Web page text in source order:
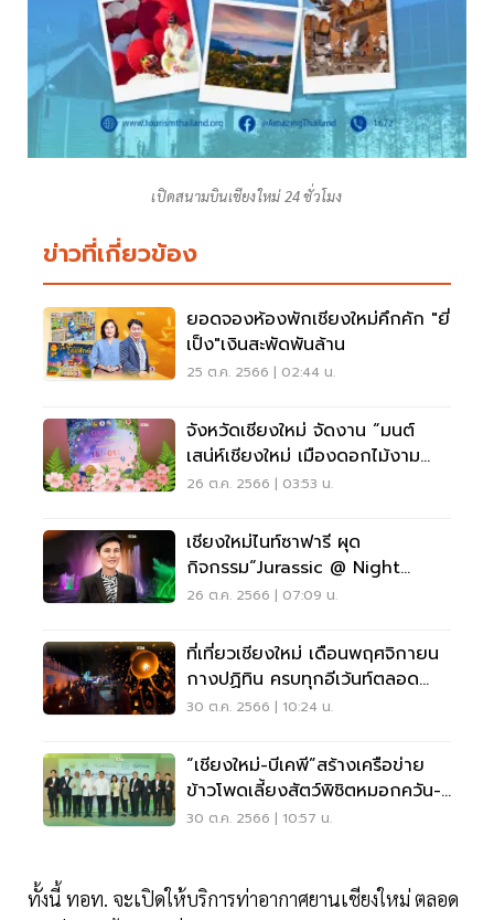
เปิดสนามบินเชียงใหม่ 24 ชั่วโมง
ข่าวที่เกี่ยวข้อง
ยอดจองห้องพักเชียงใหม่คึกคัก "ยี่
เป็ง"เงินสะพัดพันล้าน
25 ต.ค. 2566 | 02:44 น.
จังหวัดเชียงใหม่ จัดงาน “มนต์
เสน่ห์เชียงใหม่ เมืองดอกไม้งาม
2566"
26 ต.ค. 2566 | 03:53 น.
เชียงใหม่ไนท์ซาฟารี ผุด
กิจกรรม“Jurassic @ Night
Safari”คาดรายได้ 172 ล้าน
26 ต.ค. 2566 | 07:09 น.
ที่เที่ยวเชียงใหม่ เดือนพฤศจิกายน
กางปฏิทิน ครบทุกอีเว้นท์ตลอด
เดือน
30 ต.ค. 2566 | 10:24 น.
“เชียงใหม่-บีเคพี”สร้างเครือข่าย
ข้าวโพดเลี้ยงสัตว์พิชิตหมอกควัน-
PM 2.5
30 ต.ค. 2566 | 10:57 น.
ทั้งนี้ ทอท. จะเปิดให้บริการท่าอากาศยานเชียงใหม่ ตลอด